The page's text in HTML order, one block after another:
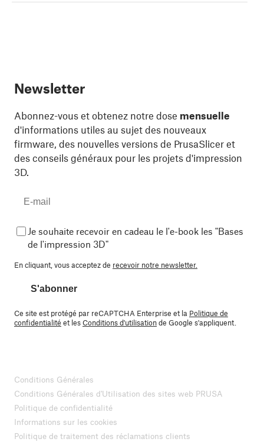
Newsletter
Abonnez-vous et obtenez notre dose mensuelle
d'informations utiles au sujet des nouveaux
firmware, des nouvelles versions de PrusaSlicer et
des conseils généraux pour les projets d'impression
3D.
Je souhaite recevoir en cadeau le l'e-book les "Bases
de l'impression 3D"
En cliquant, vous acceptez de recevoir notre newsletter.
S'abonner
Ce site est protégé par reCAPTCHA Enterprise et la Politique de
confidentialité et lesConditions d'utilisationde Google s'appliquent.
Conditions Générales
Conditions Générales d'Utilisation des sites web PRUSA
Politique de confidentialité
Informations sur les cookies
Politique de traitement des réclamations clients